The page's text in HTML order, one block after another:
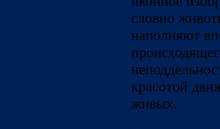
словно
наполняют
красотой
живых.